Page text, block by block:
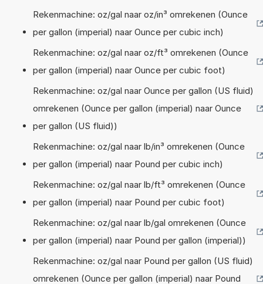
Rekenmachine: oz/gal naar oz/in³ omrekenen (Ounce
per gallon (imperial) naar Ounce per cubic inch)
Rekenmachine: oz/gal naar oz/ft³ omrekenen (Ounce
per gallon (imperial) naar Ounce per cubic foot)
Rekenmachine: oz/gal naar Ounce per gallon (US fluid)
omrekenen (Ounce per gallon (imperial) naar Ounce
per gallon (US fluid))
Rekenmachine: oz/gal naar lb/in³ omrekenen (Ounce
per gallon (imperial) naar Pound per cubic inch)
Rekenmachine: oz/gal naar lb/ft³ omrekenen (Ounce
per gallon (imperial) naar Pound per cubic foot)
Rekenmachine: oz/gal naar lb/gal omrekenen (Ounce
per gallon (imperial) naar Pound per gallon (imperial))
Rekenmachine: oz/gal naar Pound per gallon (US fluid)
omrekenen (Ounce per gallon (imperial) naar Pound